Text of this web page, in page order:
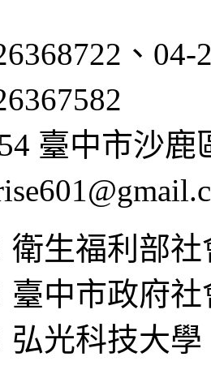
、04-
臺中市沙鹿
衛生福利部
臺中市政府社
弘光科技大學